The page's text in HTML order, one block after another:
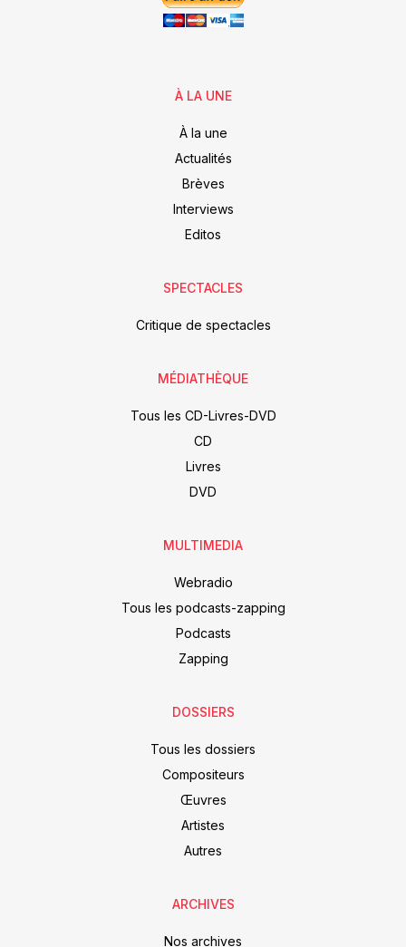
À LA UNE
À la une
Actualités
Brèves
Interviews
Editos
SPECTACLES
Critique de spectacles
MÉDIATHÈQUE
Tous les CD-Livres-DVD
CD
Livres
DVD
MULTIMEDIA
Webradio
Tous les podcasts-zapping
Podcasts
Zapping
DOSSIERS
Tous les dossiers
Compositeurs
Œuvres
Artistes
Autres
ARCHIVES
Nos archives